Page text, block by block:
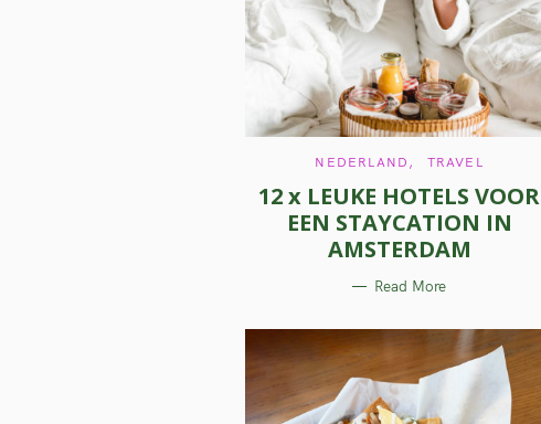
C
T
E
G
O
R
I
S
NEDERLAND TRAVEL
12 x LEUKE HOTELS VOOR
EEN STAYCATION IN
AMSTERDAM
Read More